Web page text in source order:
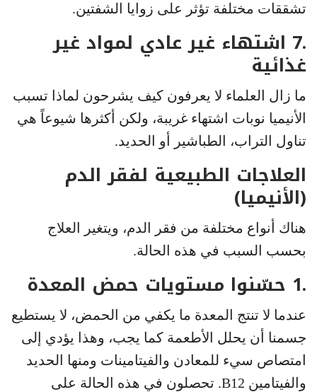
تشققات مختلفة تؤثر على زوايا الشفتين.
.7 اشتهاء غير عادي لمواد غير
غذائية
ما زال العلماء لا يعرفون كيف يشرحون لماذا تسبب
الأنيميا نوبات اشتهاء غريبة، ولكن أكثرها شيوعاً هي
تناول التراب، الطباشير أو الحديد.
العلاجات الطبيعية لفقر الدم
(الأنيميا)
هناك أنواع مختلفة من فقر الدم، ويتغير العلاج
بحسب السبب في هذه الحالة.
.1 حسّنوا مستويات حمض المعدة
عندما لا تنتج المعدة ما يكفي من الحمض، لا يستطيع
جسمنا أن يحلل الأطعمة كما يجب، وهذا يؤدي إلى
امتصاص سيء للمعادن والفيتامينات ومنها الحديد
والفيتامين B12. تحصلون في هذه الحالة على